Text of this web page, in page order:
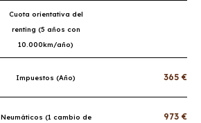
Cuota orientativa del
renting (5 años con
10.000km/año)
Impuestos (Año) 365 €
Neumáticos (1 cambio de
973 €